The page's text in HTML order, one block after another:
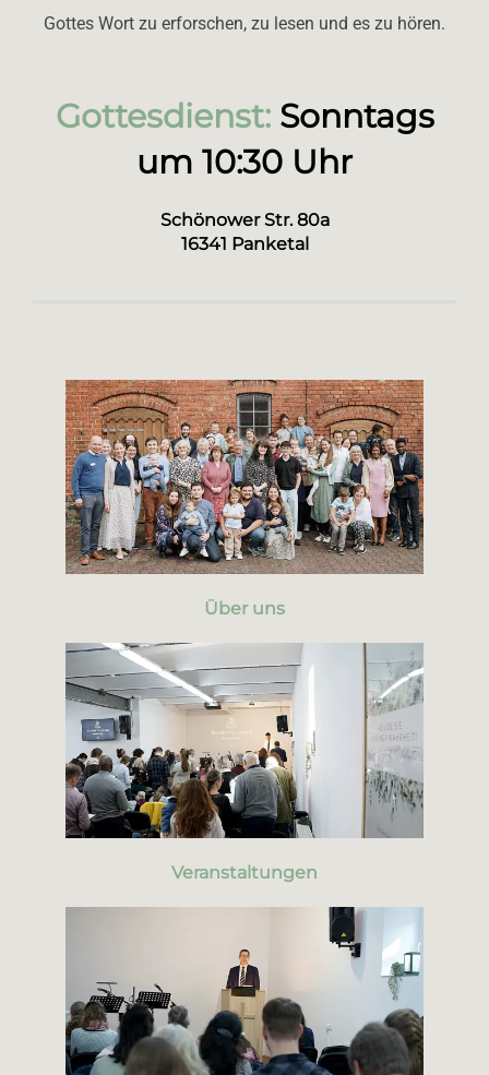
Gottes Wort zu erforschen, zu lesen und es zu hören.
Gottesdienst:Sonntags
um 10:30 Uhr
Schönower Str. 80a
16341 Panketal
Über uns
Veranstaltungen